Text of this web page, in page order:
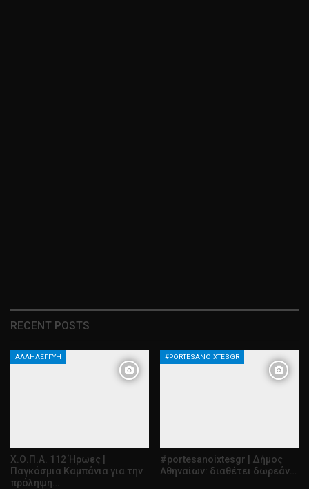
RECENT POSTS
ΑΛΛΗΛΕΓΓΎΗ
Χ.Ο.Π.Α. 112 Ήρωες |
Παγκόσμια Καμπάνια για την
πρόληψη…
#PORTESANOIXTESGR
#portesanoixtesgr | Δήμος
Αθηναίων: διαθέτει δωρεάν…